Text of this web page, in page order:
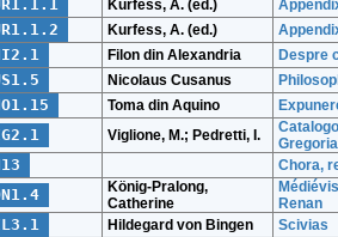
Kurfess, A. (ed.)
Kurfess, A. (ed.)
Filon din Alexandria Despre
Nicolaus Cusanus
Toma din Aquino
Viglione, M.; Pedretti, I.
Chora,
König-Pralong,
Catherine
Renan
Hildegard von Bingen Scivias